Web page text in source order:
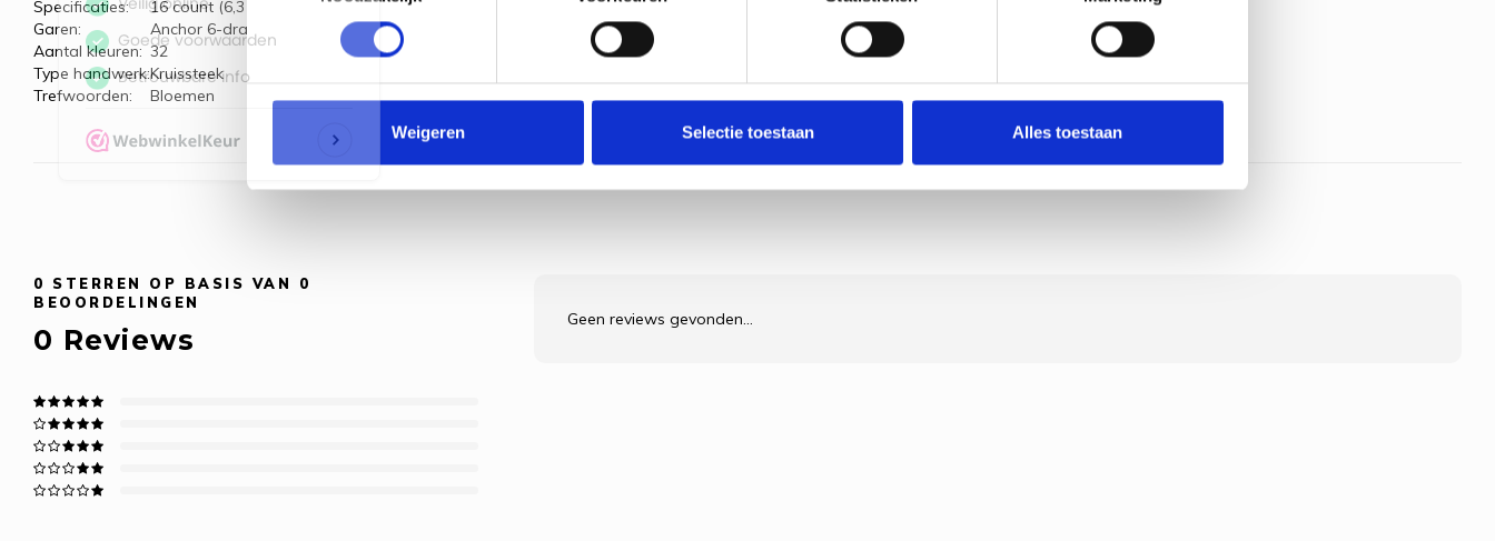
Weigeren Selectie toestaan Alles toestaan
Specificaties:
16 count (6,3 kr/cm)
Garen:
Anchor 6-draads borduurgaren en Madeira glittergaren
Aantal kleuren: 32
Type handwerk:Kruissteek
Trefwoorden:
Bloemen
0 STERREN OP BASIS VAN 0
BEOORDELINGEN
0 Reviews
Geen reviews gevonden...